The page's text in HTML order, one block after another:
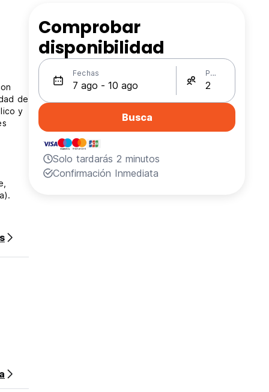
de
y
Comprobar
disponibilidad
Fechas Personas
Busca
Solo tardarás 2 minutos
Confirmación Inmediata